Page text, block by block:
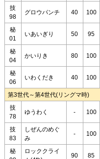
技
98
グロウパンチ 40 100
秘
01
いあいぎり 50 95
秘
04
かいりき 80 100
秘
06
いわくだき 40 100
第3世代～第4世代(リングマ時)
技
78
ゆうわく - 100
技
83
しぜんのめぐ
み
- 100
秘
ロッククライ
90 85